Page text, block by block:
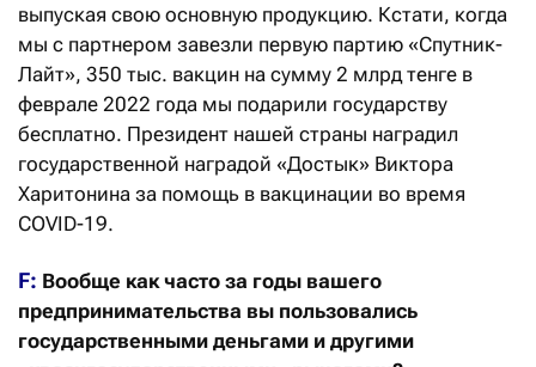
выпуская свою основную продукцию. Кстати, когда
мы с партнером завезли первую партию «Спутник-
Лайт», 350 тыс. вакцин на сумму 2 млрд тенге в
феврале 2022 года мы подарили государству
бесплатно. Президент нашей страны наградил
государственной наградой «Достык» Виктора
Харитонина за помощь в вакцинации во время
COVID-19.
F: Вообще как часто за годы вашего
предпринимательства вы пользовались
государственными деньгами и другими